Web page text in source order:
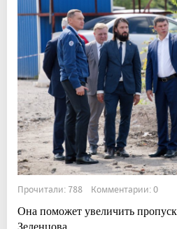
Прочитали: 788 Комментарии: 0
Она поможет увеличить
Зеленцова